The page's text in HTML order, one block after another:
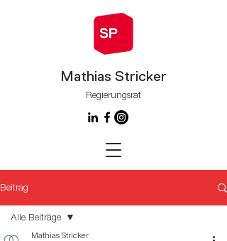
Mathias Stricker
Regierungsrat
Beitrag
Alle Beiträge
Mathias Stricker